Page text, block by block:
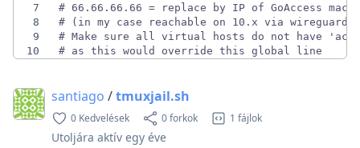
7
8
9
10
# as this would override this global line
santiago /tmuxjail.sh
0 Kedvelések 0 forkok 1 fájlok
Utoljára aktív egy éve